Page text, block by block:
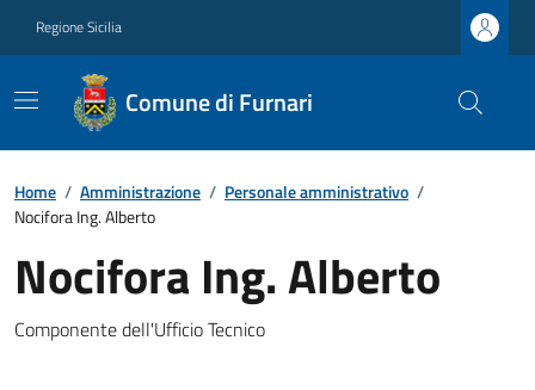
Regione Sicilia
Comune di Furnari
Home / Amministrazione / Personale amministrativo /
Nocifora Ing. Alberto
Nocifora Ing. Alberto
Componente dell'Ufficio Tecnico